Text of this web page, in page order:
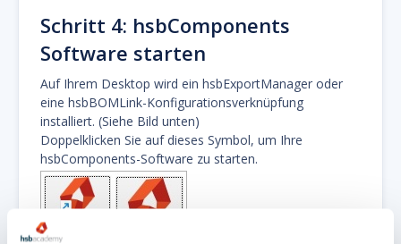
Schritt 4: hsbComponents
Software starten
Auf Ihrem Desktop wird ein hsbExportManager oder
eine hsbBOMLink-Konfigurationsverknüpfung
installiert. (Siehe Bild unten)
Doppelklicken Sie auf dieses Symbol, um Ihre
hsbComponents-Software zu starten.